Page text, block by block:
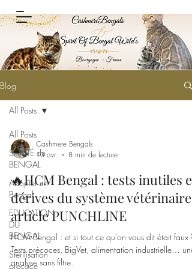
Blog
All Posts
SANTÉ du
BENGAL
Adopter un
Bengal
EDUCATION
DU
BENGAL
Stérilisation
précoce
All Posts
Cashmere Bengals
13 avr.
8 min de lecture
🔥HCM Bengal : tests inutiles et
dérives du système vétérinaire -
article PUNCHLINE
HCM Bengal : et si tout ce qu’on vous dit était faux ?
Tests précoces, BigVet, alimentation industrielle… une
analyse sans filtre.